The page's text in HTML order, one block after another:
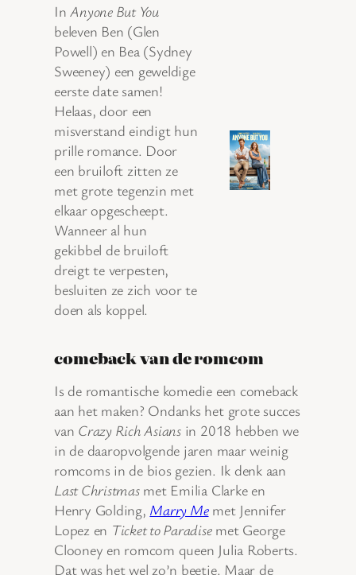
In Anyone But You
beleven Ben (Glen
Powell) en Bea (Sydney
Sweeney) een geweldige
eerste date samen!
Helaas, door een
misverstand eindigt hun
prille romance. Door
een bruiloft zitten ze
met grote tegenzin met
elkaar opgescheept.
Wanneer al hun
gekibbel de bruiloft
dreigt te verpesten,
besluiten ze zich voor te
doen als koppel.
comeback van de romcom
Is de romantische komedie een comeback
aan het maken? Ondanks het grote succes
van Crazy Rich Asiansin 2018 hebben we
in de daaropvolgende jaren maar weinig
romcoms in de bios gezien. Ik denk aan
Last Christmasmet Emilia Clarke en
Henry Golding, Marry Memet Jennifer
Lopez en Ticket to Paradisemet George
Clooney en romcom queen Julia Roberts.
Dat was het wel zo’n beetje. Maar de